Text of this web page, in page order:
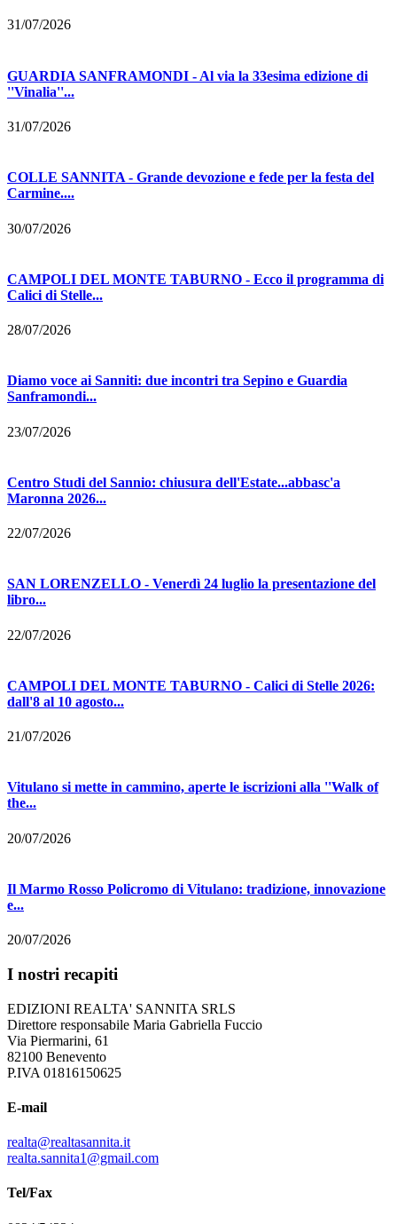
31/07/2026
GUARDIA SANFRAMONDI - Al via la 33esima edizione di
''Vinalia''...
31/07/2026
COLLE SANNITA - Grande devozione e fede per la festa del
Carmine....
30/07/2026
CAMPOLI DEL MONTE TABURNO - Ecco il programma di
Calici di Stelle...
28/07/2026
Diamo voce ai Sanniti: due incontri tra Sepino e Guardia
Sanframondi...
23/07/2026
Centro Studi del Sannio: chiusura dell'Estate...abbasc'a
Maronna 2026...
22/07/2026
SAN LORENZELLO - Venerdì 24 luglio la presentazione del
libro...
22/07/2026
CAMPOLI DEL MONTE TABURNO - Calici di Stelle 2026:
dall'8 al 10 agosto...
21/07/2026
Vitulano si mette in cammino, aperte le iscrizioni alla ''Walk of
the...
20/07/2026
Il Marmo Rosso Policromo di Vitulano: tradizione, innovazione
e...
20/07/2026
I nostri recapiti
EDIZIONI REALTA' SANNITA SRLS
Direttore responsabile Maria Gabriella Fuccio
Via Piermarini, 61
82100 Benevento
P.IVA 01816150625
E-mail
realta@realtasannita.it
realta.sannita1@gmail.com
Tel/Fax